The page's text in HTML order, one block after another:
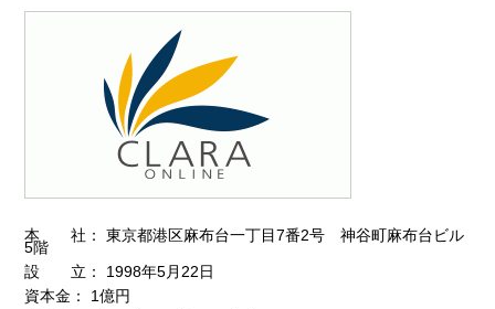
本 社： 東京都港区麻布台一丁目7番2号 神谷町麻布台ビル
5階
設 立： 1998年5月22日
資本金： 1億円